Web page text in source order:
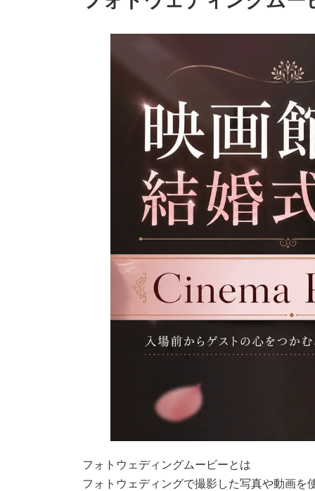
フォトウェディングムービーとは
フォトウェディングで撮影した写真や動画を